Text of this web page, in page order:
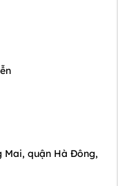
Mai, quận Hà Đông,